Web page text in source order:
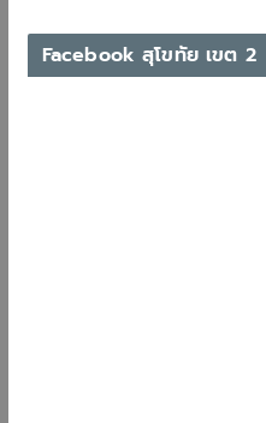
Facebook สุโขทัย เขต 2